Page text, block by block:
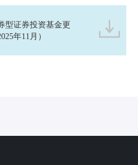
型证券投资基金更
年11月）